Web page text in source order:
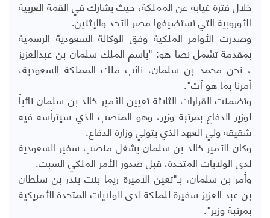
خلال فترة غيابه عن المملكة، حيث يشارك في القمة العربية
الأوروبية التي تستضيفها مصر الأحد والإثنين.
وصدرت الأوامر الملكية وفق الوكالة السعودية الرسمية
بمقدمة تشمل نصا هو: "باسم الملك سلمان بن عبدالعزيز
، نحن محمد بن سلمان، نائب ملك المملكة السعودية،
أمرنا بما هو آت".
وتضمنت القرارات الثلاثة تعيين الأمير خالد بن سلمان نائباً
لوزير الدفاع بمرتبة وزير، وهو المنصب الذي سيترأسه فيه
شقيقه ولي العهد الذي يتولي وزارة الدفاع.
وكان الأمير خالد بن سلمان يشغل منصب سفير السعودية
لدى الولايات المتحدة، قبل صدور الأمر الملكي السبت.
وأمر بن سلمان، بـ"تعين الأميرة ريما بنت بندر بن سلطان
بن عبد العزيز سفيرة للملكة لدى الولايات المتحدة الأمريكية
بمرتبة وزير".